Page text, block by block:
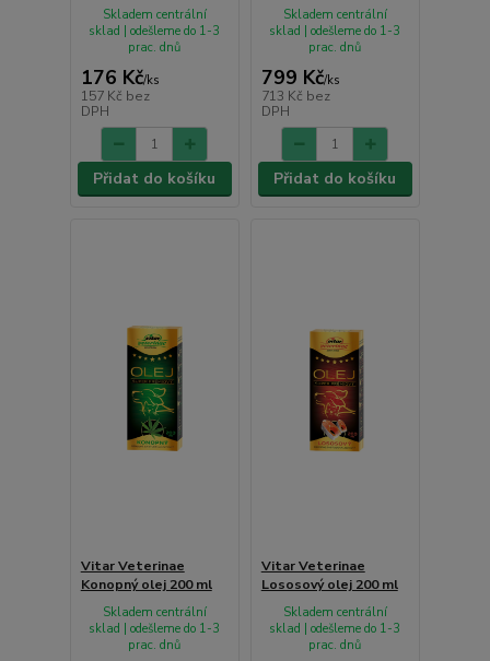
176 Kč/ks
157 Kč bez
DPH
Skladem centrální
sklad | odešleme do 1-3
prac. dnů
Přidat do košíku
799 Kč/ks
713 Kč bez
DPH
Skladem centrální
sklad | odešleme do 1-3
prac. dnů
Přidat do košíku
Vitar Veterinae
Konopný olej 200 ml
Skladem centrální
sklad | odešleme do 1-3
prac. dnů
Vitar Veterinae
Lososový olej 200 ml
Skladem centrální
sklad | odešleme do 1-3
prac. dnů